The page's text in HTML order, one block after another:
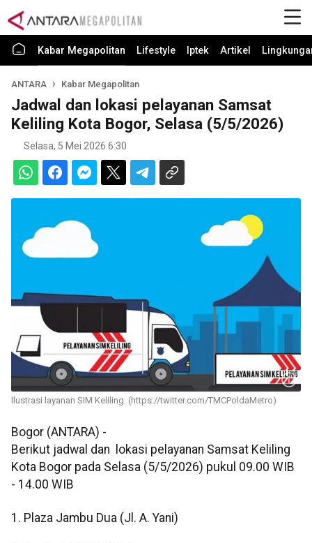
Kabar Megapolitan Lifestyle Iptek Artikel
ANTARA Kabar Megapolitan
Jadwal dan lokasi pelayanan Samsat
Keliling Kota Bogor, Selasa (5/5/2026)
Selasa, 5 Mei 2026 6:30
Ilustrasi layanan SIM Keliling. (https://twitter.com/TMCPoldaMetro)
Bogor (ANTARA) -
Berikut jadwal dan lokasi pelayanan Samsat Keliling
Kota Bogor pada Selasa (5/5/2026) pukul 09.00 WIB
- 14.00 WIB
1. Plaza Jambu Dua (Jl. A. Yani)